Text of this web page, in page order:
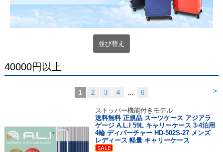
並び替え
40000円以上
>
1 2 3 4 6
ストッパー機能付きモデル
送料無料 正規品 スーツケース アジアラ
ゲージ A.L.I 59L キャリーケース 3-4泊用
4輪 ディパーチャー HD-502S-27 メンズ
レディース 軽量 キャリーケース